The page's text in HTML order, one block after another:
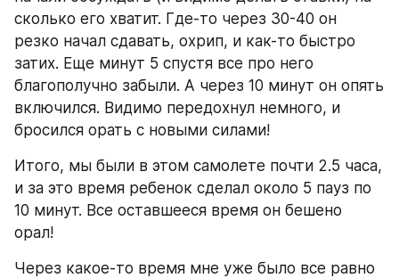
сколько его хватит. Где-то через 30-40 он
резко начал сдавать, охрип, и как-то быстро
затих. Еще минут 5 спустя все про него
благополучно забыли. А через 10 минут он опять
включился. Видимо передохнул немного, и
бросился орать с новыми силами!
Итого, мы были в этом самолете почти 2.5 часа,
и за это время ребенок сделал около 5 пауз по
10 минут. Все оставшееся время он бешено
орал!
Через какое-то время мне уже было все равно